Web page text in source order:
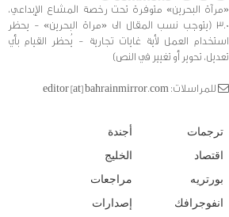
«مرآة البحرين» متوفرة تحت رخصة المشاع الإبداعي،
3.0 (يتوجب نسب المقال الى «مراة البحرين» - يحظر
استخدام العمل لأية غايات تجارية - يُحظر القيام بأي
تعديل، تحوير أو تغيير في النص)
للمراسلات: editor [at] bahrainmirror.com
ترجمات
اقتصاد
بورتريه
انفوجرافك
أجندة
الخليج
مراجعات
إصدارات